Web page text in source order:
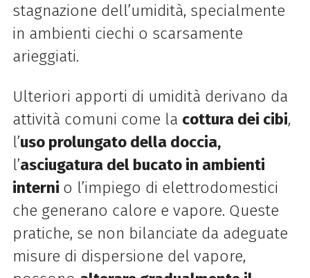
stagnazione dell’umidità, specialmente
in ambienti ciechi o scarsamente
arieggiati.
Ulteriori apporti di umidità derivano da
attività comuni come la cottura dei cibi,
l’uso prolungato della doccia,
l’asciugatura del bucato in ambienti
interni o l’impiego di elettrodomestici
che generano calore e vapore. Queste
pratiche, se non bilanciate da adeguate
misure di dispersione del vapore,